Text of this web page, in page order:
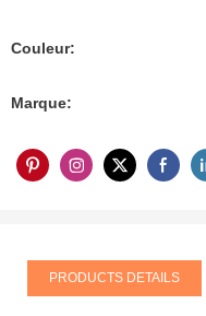
Couleur:
Marque:
PRODUCTS DETAILS